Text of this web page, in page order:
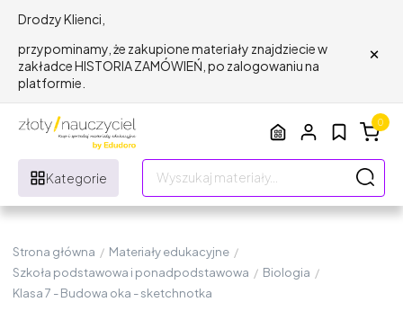
Drodzy Klienci,
przypominamy, że zakupione materiały znajdziecie w
zakładce HISTORIA ZAMÓWIEŃ, po zalogowaniu na
platformie.
×
Kategorie
0
Strona główna / Materiały edukacyjne /
Szkoła podstawowa i ponadpodstawowa / Biologia /
Klasa 7 - Budowa oka - sketchnotka